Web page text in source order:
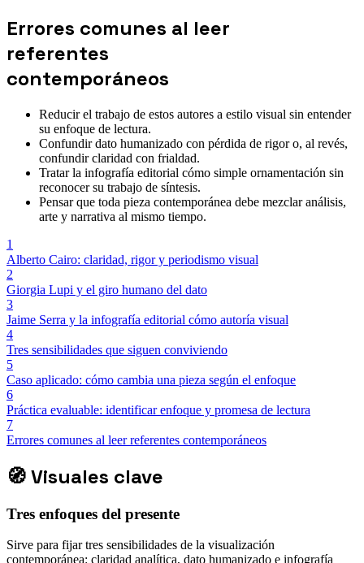
Errores comunes al leer
referentes
contemporáneos
Reducir el trabajo de estos autores a estilo visual sin entender
su enfoque de lectura.
Confundir dato humanizado con pérdida de rigor o, al revés,
confundir claridad con frialdad.
Tratar la infografía editorial cómo simple ornamentación sin
reconocer su trabajo de síntesis.
Pensar que toda pieza contemporánea debe mezclar análisis,
arte y narrativa al mismo tiempo.
1
Alberto Cairo: claridad, rigor y periodismo visual
2
Giorgia Lupi y el giro humano del dato
3
Jaime Serra y la infografía editorial cómo autoría visual
4
Tres sensibilidades que siguen conviviendo
5
Caso aplicado: cómo cambia una pieza según el enfoque
6
Práctica evaluable: identificar enfoque y promesa de lectura
7
Errores comunes al leer referentes contemporáneos
🧭Visuales clave
Tres enfoques del presente
Sirve para fijar tres sensibilidades de la visualización
contemporánea: claridad analítica, dato humanizado e infografía